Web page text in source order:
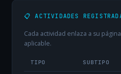
📋 ACTIVIDADES
Cada actividad enlaza a su
aplicable.
TIPO SUBTIPO